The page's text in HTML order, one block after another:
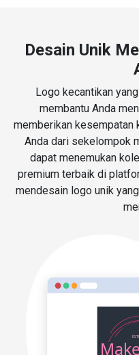
Desain Unik
Logo kecantikan
membantu Anda
memberikan kesempatan
Anda dari sekelompok
dapat menemukan
premium terbaik di
mendesain logo unik